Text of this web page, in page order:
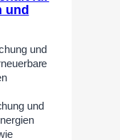
und
und
und